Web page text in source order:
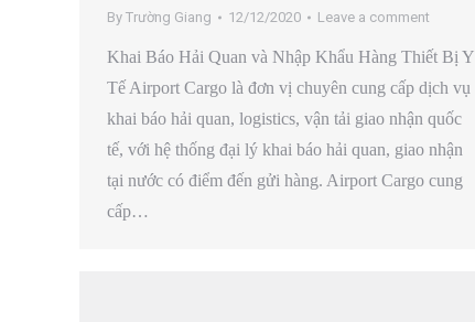
By Trường Giang 12/12/2020 Leave a comment
Khai Báo Hải Quan và Nhập Khẩu Hàng Thiết Bị Y
Tế Airport Cargo là đơn vị chuyên cung cấp dịch vụ
khai báo hải quan, logistics, vận tải giao nhận quốc
tế, với hệ thống đại lý khai báo hải quan, giao nhận
tại nước có điểm đến gửi hàng. Airport Cargo cung
cấp…